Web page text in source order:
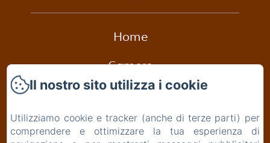
Home
Camere
Appartamento dei Cigni
Colazione
Il nostro sito utilizza i cookie
Utilizziamo cookie e tracker (anche di terze parti) per
comprendere e ottimizzare la tua esperienza di